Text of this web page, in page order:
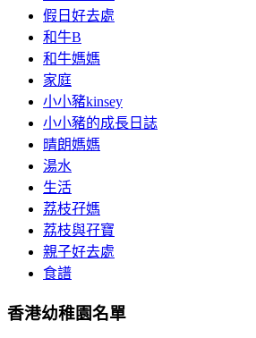
假日好去處
和牛B
和牛媽媽
家庭
小小豬kinsey
小小豬的成長日誌
晴朗媽媽
湯水
生活
荔枝孖媽
荔枝與孖寶
親子好去處
食譜
香港幼稚園名單